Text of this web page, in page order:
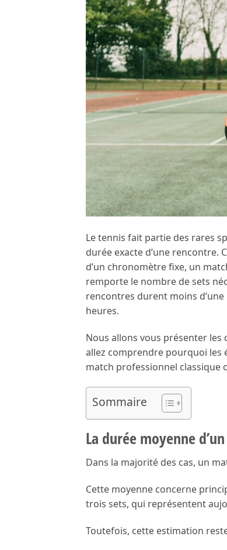
Le tennis fait partie des rares
durée exacte d’une
d’un chronomètre fixe, un
remporte le nombre de sets
rencontres durent moins
heures.
Nous allons vous présenter
allez comprendre pourquoi les
match professionnel classique
Sommaire
La durée moyenne
Dans la majorité des cas, un
Cette moyenne concerne
trois sets, qui représentent
Toutefois, cette estimation